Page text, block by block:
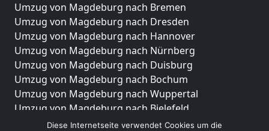
Umzug von Magdeburg nach Bremen
Umzug von Magdeburg nach Dresden
Umzug von Magdeburg nach Hannover
Umzug von Magdeburg nach Nürnberg
Umzug von Magdeburg nach Duisburg
Umzug von Magdeburg nach Bochum
Umzug von Magdeburg nach Wuppertal
Umzug von Magdeburg nach Bielefeld
Umzug von Magdeburg nach Bonn
Diese Internetseite verwendet Cookies um die